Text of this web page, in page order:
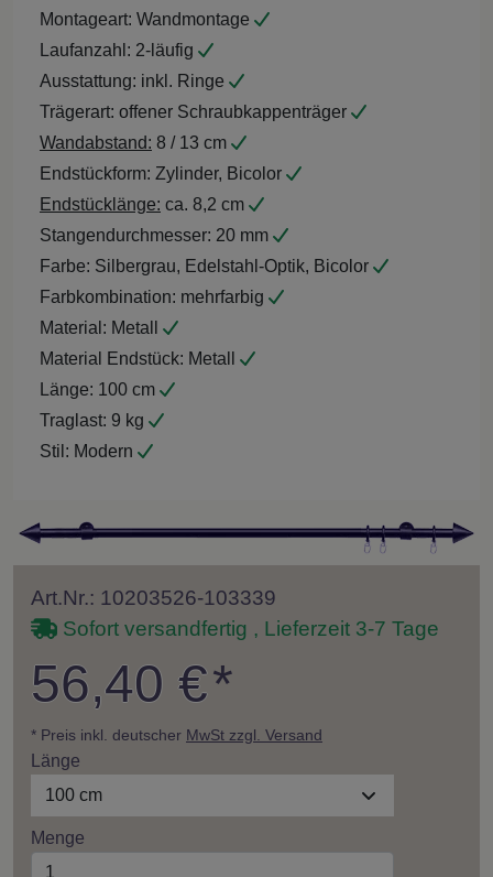
Montageart: Wandmontage
Laufanzahl: 2-läufig
Ausstattung: inkl. Ringe
Trägerart: offener Schraubkappenträger
Wandabstand: 8 / 13 cm
Endstückform: Zylinder, Bicolor
Endstücklänge: ca. 8,2 cm
Stangendurchmesser: 20 mm
Farbe: Silbergrau, Edelstahl-Optik, Bicolor
Farbkombination: mehrfarbig
Material: Metall
Material Endstück: Metall
Länge: 100 cm
Traglast: 9 kg
Stil: Modern
Art.Nr.: 10203526-103339
Sofort versandfertig , Lieferzeit 3-7 Tage
56,40 €*
* Preis inkl. deutscher MwSt zzgl. Versand
Länge
100 cm
Menge